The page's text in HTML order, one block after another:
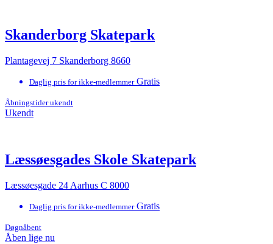
Skanderborg Skatepark
Plantagevej 7 Skanderborg 8660
Daglig pris for ikke-medlemmer Gratis
Åbningstider ukendt
Ukendt
Læssøesgades Skole Skatepark
Læssøesgade 24 Aarhus C 8000
Daglig pris for ikke-medlemmer Gratis
Døgnåbent
Åben lige nu